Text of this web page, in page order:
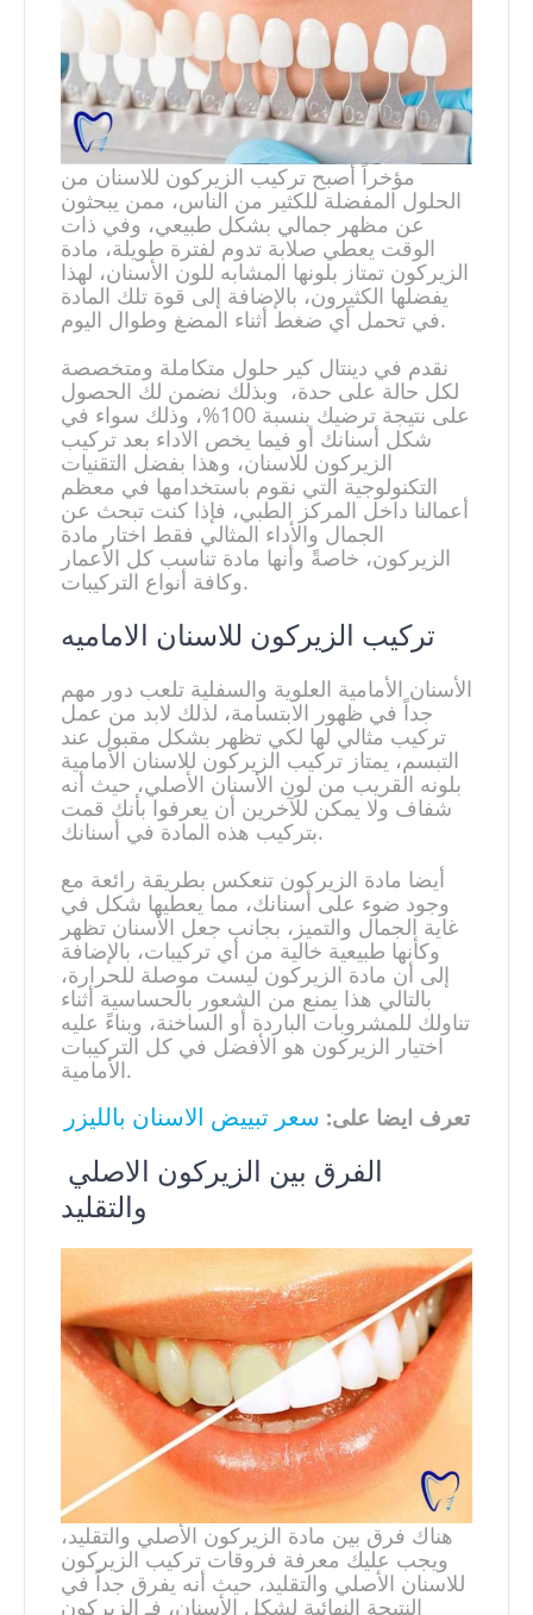
مؤخراً أصبح تركيب الزيركون للاسنان من
الحلول المفضلة للكثير من الناس، ممن يبحثون
عن مظهر جمالي بشكل طبيعي، وفي ذات
الوقت يعطي صلابة تدوم لفترة طويلة، مادة
الزيركون تمتاز بلونها المشابه للون الأسنان، لهذا
يفضلها الكثيرون، بالإضافة إلى قوة تلك المادة
في تحمل أي ضغط أثناء المضغ وطوال اليوم.
نقدم في دينتال كير حلول متكاملة ومتخصصة
لكل حالة على حدة، وبذلك نضمن لك الحصول
على نتيجة ترضيك بنسبة 100%، وذلك سواء في
شكل أسنانك أو فيما يخص الاداء بعد تركيب
الزيركون للاسنان، وهذا بفضل التقنيات
التكنولوجية التي نقوم باستخدامها في معظم
أعمالنا داخل المركز الطبي، فإذا كنت تبحث عن
الجمال والأداء المثالي فقط اختار مادة
الزيركون، خاصةً وأنها مادة تناسب كل الأعمار
وكافة أنواع التركيبات.
تركيب الزيركون للاسنان الاماميه
الأسنان الأمامية العلوية والسفلية تلعب دور مهم
جداً في ظهور الابتسامة، لذلك لابد من عمل
تركيب مثالي لها لكي تظهر بشكل مقبول عند
التبسم، يمتاز تركيب الزيركون للاسنان الأمامية
بلونه القريب من لون الأسنان الأصلي، حيث أنه
شفاف ولا يمكن للآخرين أن يعرفوا بأنك قمت
بتركيب هذه المادة في أسنانك.
أيضا مادة الزيركون تنعكس بطريقة رائعة مع
وجود ضوء على أسنانك، مما يعطيها شكل في
غاية الجمال والتميز، بجانب جعل الأسنان تظهر
وكأنها طبيعية خالية من أي تركيبات، بالإضافة
إلى أن مادة الزيركون ليست موصلة للحرارة،
بالتالي هذا يمنع من الشعور بالحساسية أثناء
تناولك للمشروبات الباردة أو الساخنة، وبناءً عليه
اختيار الزيركون هو الأفضل في كل التركيبات
الأمامية.
تعرف ايضا على: سعر تبييض الاسنان بالليزر
والتقليد
هناك فرق بين مادة الزيركون الأصلي والتقليد،
ويجب عليك معرفة فروقات تركيب الزيركون
للاسنان الأصلي والتقليد، حيث أنه يفرق جداً في
النتيجة النهائية لشكل الأسنان، فـ الزيركون